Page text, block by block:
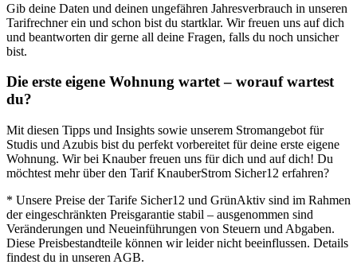
Gib deine Daten und deinen ungefähren Jahresverbrauch in unseren
Tarifrechner ein und schon bist du startklar. Wir freuen uns auf dich
und beantworten dir gerne all deine Fragen, falls du noch unsicher
bist.
Die erste eigene Wohnung wartet – worauf wartest
du?
Mit diesen Tipps und Insights sowie unserem Stromangebot für
Studis und Azubis bist du perfekt vorbereitet für deine erste eigene
Wohnung. Wir bei Knauber freuen uns für dich und auf dich! Du
möchtest mehr über den Tarif KnauberStrom Sicher12 erfahren?
* Unsere Preise der Tarife Sicher12 und GrünAktiv sind im Rahmen
der eingeschränkten Preisgarantie stabil – ausgenommen sind
Veränderungen und Neueinführungen von Steuern und Abgaben.
Diese Preisbestandteile können wir leider nicht beeinflussen. Details
findest du in unseren AGB.